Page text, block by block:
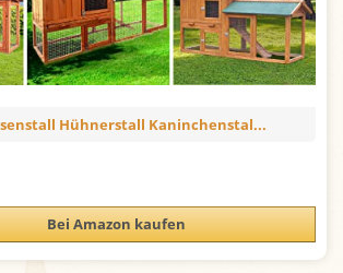
Hühnerstall Kaninchenstal...
Bei Amazon kaufen